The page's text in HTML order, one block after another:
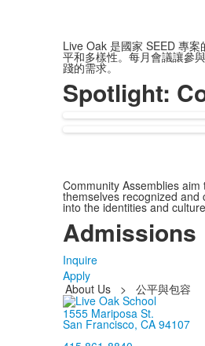
Live Oak 是國家 SEED 專
平和多樣性。每月會議讓參
踐的需求。
Spotlight:
Community Assemblies
themselves recognized
into the identities and
Admissions
Inquire
Apply
About Us
>
公平與包容
1555 Mariposa St.
San Francisco, CA 94107